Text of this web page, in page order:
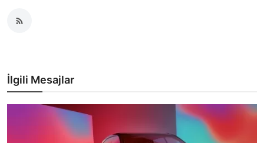
İlgili Mesajlar